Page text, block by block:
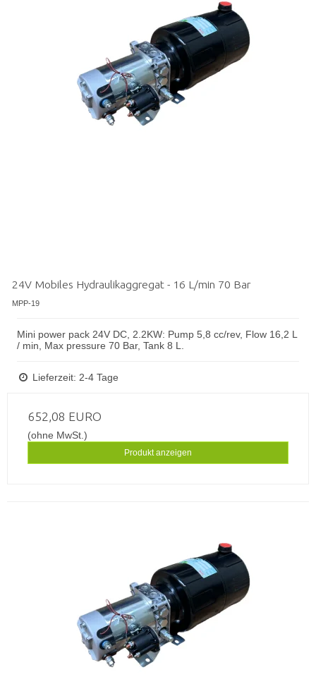
24V Mobiles Hydraulikaggregat - 16 L/min 70 Bar
MPP-19
Mini power pack 24V DC, 2.2KW: Pump 5,8 cc/rev, Flow 16,2 L
/ min, Max pressure 70 Bar, Tank 8 L.
Lieferzeit: 2-4 Tage
652,08 EURO
(ohne MwSt.)
Produkt anzeigen